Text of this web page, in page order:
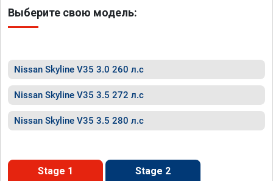
Выберите свою модель:
Nissan Skyline V35 3.0 260 л.с
Nissan Skyline V35 3.5 272 л.с
Nissan Skyline V35 3.5 280 л.с
Stage 1 Stage 2